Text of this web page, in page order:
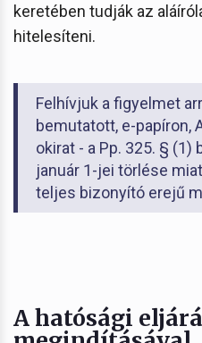
keretében tudják az
hitelesíteni.
Felhívjuk a figyelmet
bemutatott, e-papíron,
okirat - a Pp. 325. §
január 1-jei törlése
teljes bizonyító erejű
A hatósági